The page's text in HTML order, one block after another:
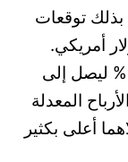
بذلك توقعات
980 مليون دولار أمريكي.
وارتفع صافي دخل الشركة بنسبة 144% ليصل إلى
المعدلة
أعلى بكثير